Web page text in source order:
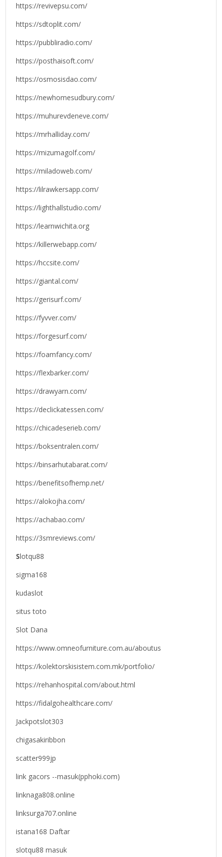
https://revivepsu.com/
https://sdtoplit.com/
https://pubbliradio.com/
https://posthaisoft.com/
https://osmosisdao.com/
https://newhomesudbury.com/
https://muhurevdeneve.com/
https://mrhalliday.com/
https://mizumagolf.com/
https://miladoweb.com/
https://lilrawkersapp.com/
https://lighthallstudio.com/
https://learnwichita.org
https://killerwebapp.com/
https://hccsite.com/
https://giantal.com/
https://gerisurf.com/
https://fyvver.com/
https://forgesurf.com/
https://foamfancy.com/
https://flexbarker.com/
https://drawyarn.com/
https://declickatessen.com/
https://chicadeserieb.com/
https://boksentralen.com/
https://binsarhutabarat.com/
https://benefitsofhemp.net/
https://alokojha.com/
https://achabao.com/
https://3smreviews.com/
Slotqu88
sigma168
kudaslot
situs toto
Slot Dana
https://www.omneofurniture.com.au/aboutus
https://kolektorskisistem.com.mk/portfolio/
https://rehanhospital.com/about.html
https://fidalgohealthcare.com/
Jackpotslot303
chigasakiribbon
scatter999jp
link gacors --masuk(pphoki.com)
linknaga808.online
linksurga707.online
istana168 Daftar
slotqu88 masuk